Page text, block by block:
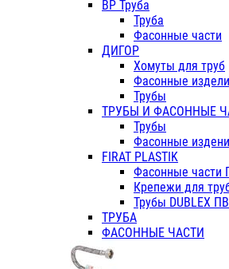
ВР Труба
Труба
Фасонные части
ДИГОР
Хомуты для труб
Фасонные
Трубы
ТРУБЫ И ФАСОННЫЕ
Трубы
Фасонные
FIRAT PLASTIK
Фасонные части
Крепежи для
Трубы DUBLEX
ТРУБА
ФАСОННЫЕ ЧАСТИ